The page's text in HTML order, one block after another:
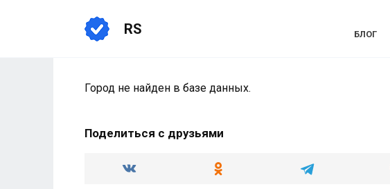
RS БЛОГ
Город не найден в базе данных.
Поделиться с друзьями